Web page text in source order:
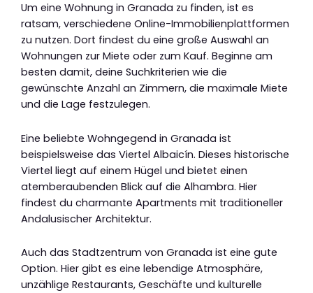
Um eine Wohnung in Granada zu finden, ist es
ratsam, verschiedene Online-Immobilienplattformen
zu nutzen. Dort findest du eine große Auswahl an
Wohnungen zur Miete oder zum Kauf. Beginne am
besten damit, deine Suchkriterien wie die
gewünschte Anzahl an Zimmern, die maximale Miete
und die Lage festzulegen.
Eine beliebte Wohngegend in Granada ist
beispielsweise das Viertel Albaicín. Dieses historische
Viertel liegt auf einem Hügel und bietet einen
atemberaubenden Blick auf die Alhambra. Hier
findest du charmante Apartments mit traditioneller
Andalusischer Architektur.
Auch das Stadtzentrum von Granada ist eine gute
Option. Hier gibt es eine lebendige Atmosphäre,
unzählige Restaurants, Geschäfte und kulturelle